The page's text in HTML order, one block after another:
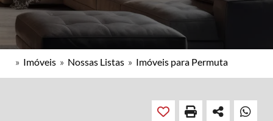
» Imóveis » Nossas Listas » Imóveis para Permuta